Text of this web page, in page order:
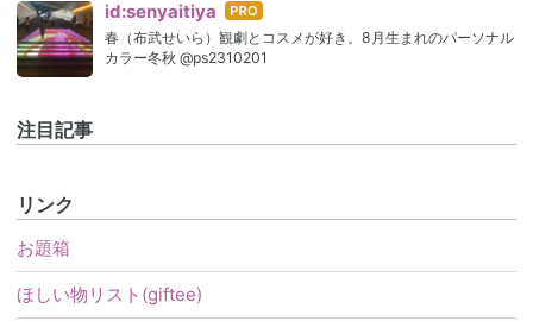
id:senyaitiya はて
なブ
ログ
春（布武せいら）観劇とコスメが好き。8月生まれのパーソナル
カラー冬秋 @ps2310201
注目記事
リンク
お題箱
ほしい物リスト(giftee)